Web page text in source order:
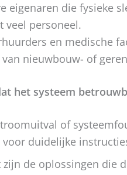
eigenaren die fysieke
veel personeel.
en medische
van nieuwbouw- of
het systeem
of
voor duidelijke
de oplossingen die